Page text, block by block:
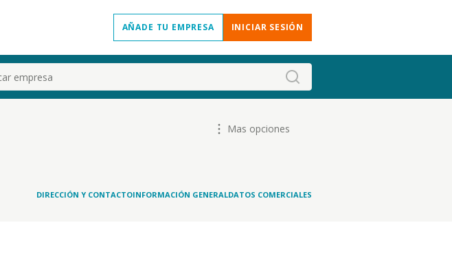
AÑADE TU EMPRESA INICIAR SESIÓN
Mas opciones
DIRECCIÓN Y CONTACTOINFORMACIÓN GENERALDATOS COMERCIALES